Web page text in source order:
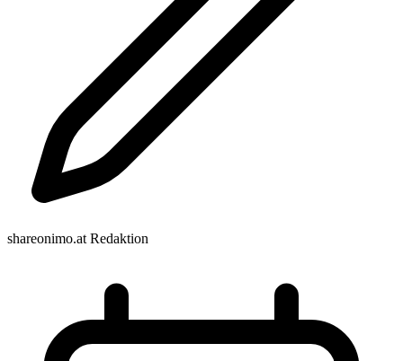
shareonimo.at Redaktion